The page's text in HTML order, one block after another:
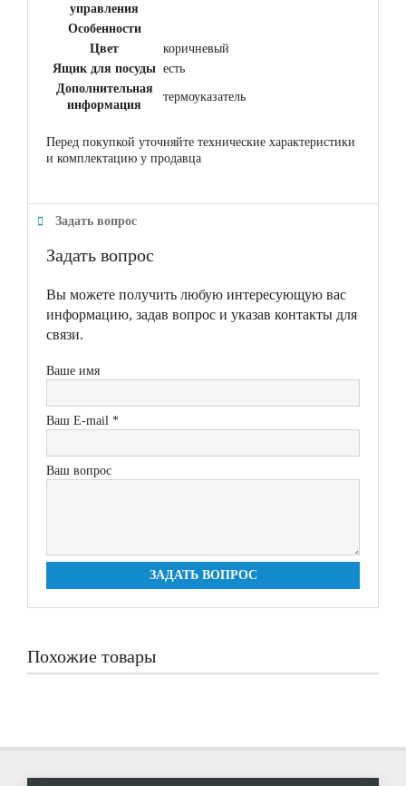
управления
Особенности
Цвет
коричневый
Ящик для посуды есть
Дополнительная
информация
термоуказатель
Перед покупкой уточняйте технические характеристики
и комплектацию у продавца
Задать вопрос
Задать вопрос
Вы можете получить любую интересующую вас
информацию, задав вопрос и указав контакты для
связи.
Ваше имя
Ваш E-mail *
Ваш вопрос
ЗАДАТЬ ВОПРОС
Похожие товары